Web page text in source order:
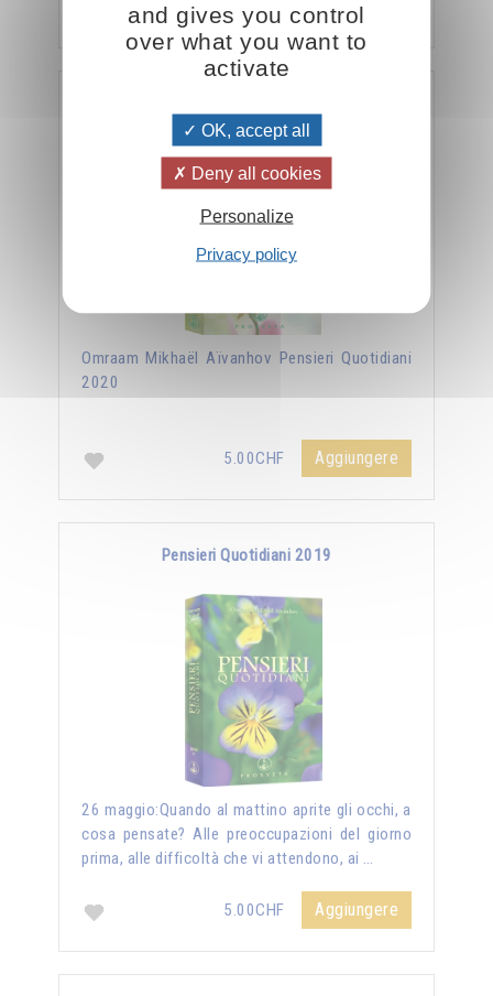
5.00CHF Aggiungere
Omraam Mikhaël Aïvanhov Pensieri Quotidiani
2020
5.00CHF Aggiungere
Pensieri Quotidiani 2019
26 maggio:Quando al mattino aprite gli occhi, a
cosa pensate? Alle preoccupazioni del giorno
prima, alle difficoltà che vi attendono, ai …
5.00CHF Aggiungere
and gives you control
over what you want to
activate
OK, accept all
Deny all cookies
Personalize
Privacy policy